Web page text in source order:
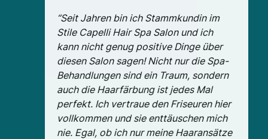
“Seit Jahren bin ich Stammkundin im
Stile Capelli Hair Spa Salon und ich
kann nicht genug positive Dinge über
diesen Salon sagen! Nicht nur die Spa-
Behandlungen sind ein Traum, sondern
auch die Haarfärbung ist jedes Mal
perfekt. Ich vertraue den Friseuren hier
vollkommen und sie enttäuschen mich
nie. Egal, ob ich nur meine Haaransätze